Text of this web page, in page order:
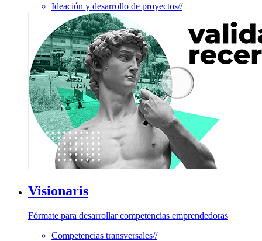
Ideación y desarrollo de proyectos//
Visionaris
Fórmate para desarrollar competencias emprendedoras
Competencias transversales//